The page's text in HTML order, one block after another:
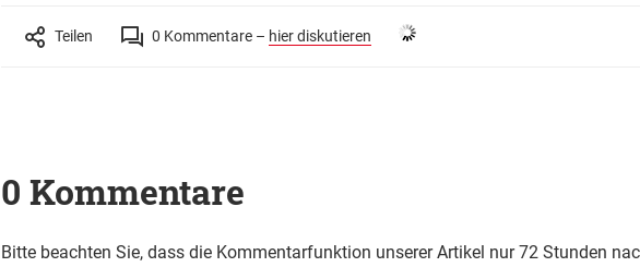
Teilen 0 Kommentare – hier diskutieren
0 Kommentare
Bitte beachten Sie, dass die Kommentarfunktion unserer Artikel nur 72 Stunden